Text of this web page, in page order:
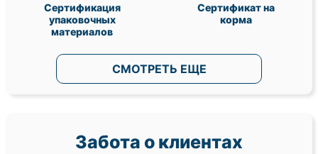
Сертификация
упаковочных
материалов
Сертификат на
корма
СМОТРЕТЬ ЕЩЕ
Забота о клиентах